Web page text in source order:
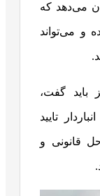
می‌دهد که
و می‌تواند
گفت،
تایید
قانونی و